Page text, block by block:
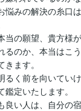
悩みの解決の糸口
当の願望、貴方様
るのか、本当はこ
ます。
るく前を向いてい
鑑定いたします。
良い人は、自分の